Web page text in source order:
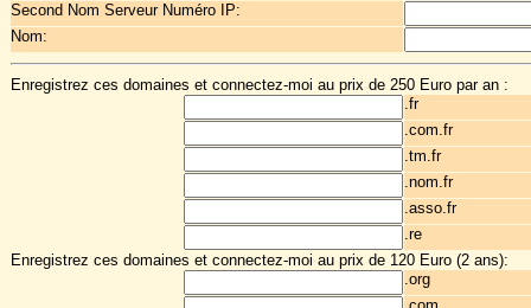
Second Nom Serveur Numéro IP:
Nom:
Enregistrez ces domaines et connectez-moi au prix de 250 Euro par an :
.fr
.com.fr
.tm.fr
.nom.fr
.asso.fr
.re
Enregistrez ces domaines et connectez-moi au prix de 120 Euro (2 ans):
.org